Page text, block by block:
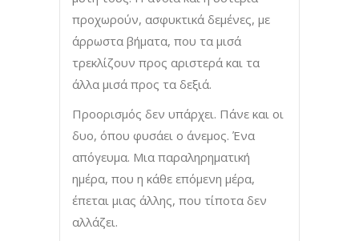
προχωρούν, ασφυκτικά δεμένες, με
άρρωστα βήματα, που τα μισά
τρεκλίζουν προς αριστερά και τα
άλλα μισά προς τα δεξιά.
Προορισμός δεν υπάρχει. Πάνε και οι
δυο, όπου φυσάει ο άνεμος. Ένα
απόγευμα. Μια παραληρηματική
ημέρα, που η κάθε επόμενη μέρα,
έπεται μιας άλλης, που τίποτα δεν
αλλάζει.